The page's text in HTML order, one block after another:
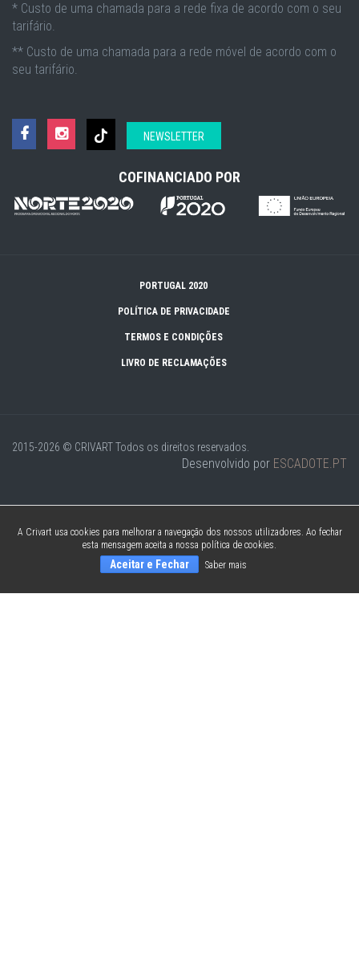
* Custo de uma chamada para a rede fixa de acordo com o seu
tarifário.
** Custo de uma chamada para a rede móvel de acordo com o
seu tarifário.
NEWSLETTER
COFINANCIADO POR
PORTUGAL 2020
POLÍTICA DE PRIVACIDADE
TERMOS E CONDIÇÕES
LIVRO DE RECLAMAÇÕES
2015-2026 © CRIVARTTodos os direitos reservados.
Desenvolvido por ESCADOTE.PT
A Crivart usa cookies para melhorar a navegação dos nossos utilizadores. Ao fechar
esta mensagem aceita a nossa política de cookies.
Aceitar e Fechar Saber mais